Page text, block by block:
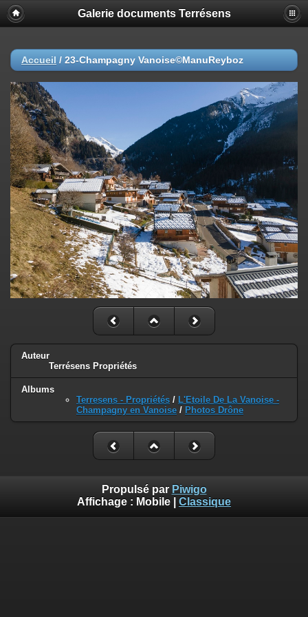
Galerie documents Terrésens
Accueil / 23-Champagny Vanoise©ManuReyboz
Auteur
Terrésens Propriétés
Albums
Terresens - Propriétés / L'Etoile De La Vanoise -
Champagny en Vanoise / Photos Drône
Propulsé par Piwigo
Affichage : Mobile Classique